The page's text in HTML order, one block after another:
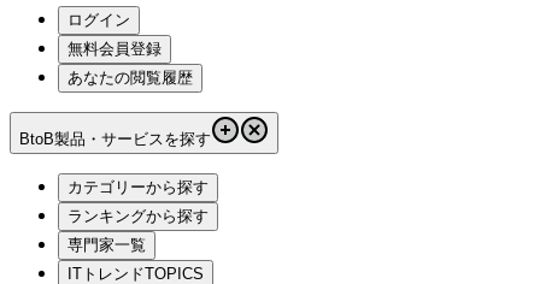
ログイン
無料会員登録
あなたの閲覧履歴
BtoB製品・サービスを探す
カテゴリーから探す
ランキングから探す
専門家一覧
ITトレンドTOPICS